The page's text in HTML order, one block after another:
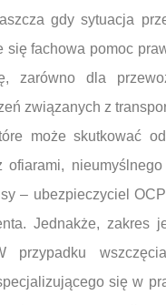
gdy sytuacja
fachowa pomoc
zarówno dla
związanych z
może skutkować
ofiarami,
– ubezpieczyciel
Jednakże, zakres
przypadku
się w